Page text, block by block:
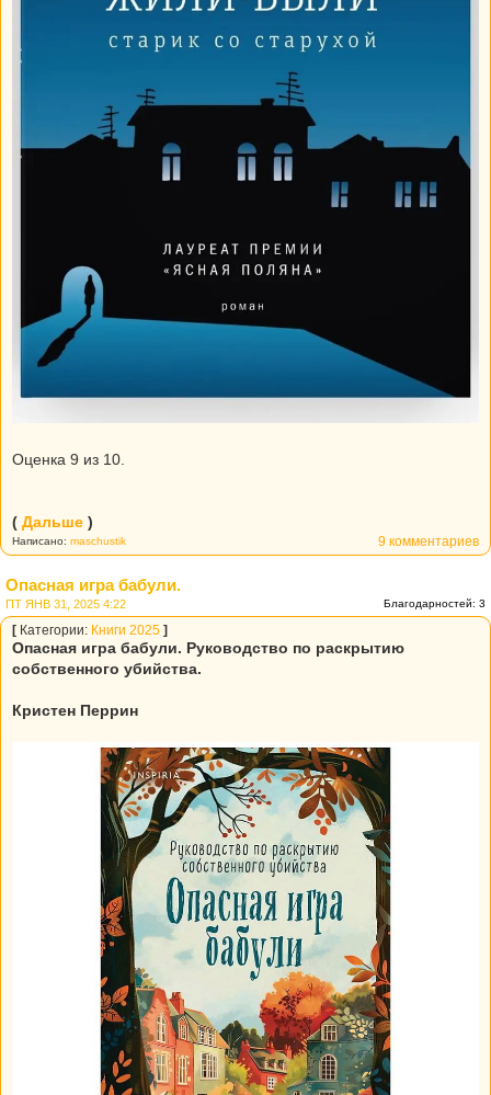
Оценка 9 из 10.
( Дальше )
9 комментариев
Написано: maschustik
Опасная игра бабули.
Благодарностей: 3
ПТ ЯНВ 31, 2025 4:22
[ Категории: Книги 2025 ]
Опасная игра бабули. Руководство по раскрытию
собственного убийства.
Кристен Перрин